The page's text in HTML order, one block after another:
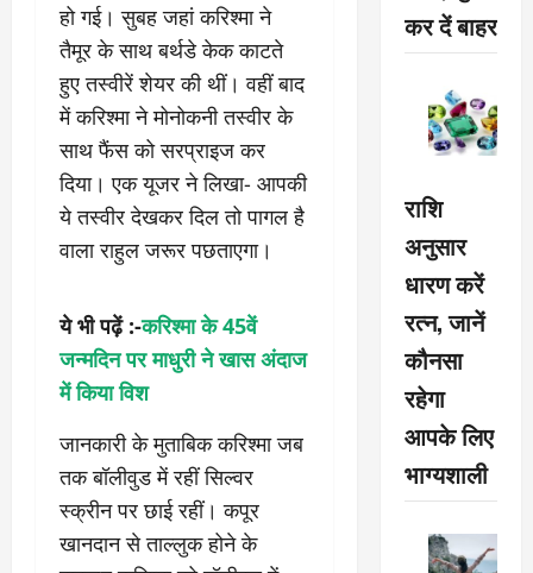
हो गई। सुबह जहां करिश्मा ने
तैमूर के साथ बर्थडे केक काटते
हुए तस्वीरें शेयर की थीं। वहीं बाद
में करिश्मा ने मोनोकनी तस्वीर के
साथ फैंस को सरप्राइज कर
दिया। एक यूजर ने लिखा- आपकी
ये तस्वीर देखकर दिल तो पागल है
वाला राहुल जरूर पछताएगा।
ये भी पढ़ें :-करिश्मा के 45वें
जन्मदिन पर माधुरी ने खास अंदाज
में किया विश
जानकारी के मुताबिक करिश्मा जब
तक बॉलीवुड में रहीं सिल्वर
स्क्रीन पर छाई रहीं। कपूर
खानदान से ताल्लुक होने के
कर दें बाहर
राशि
अनुसार
धारण करें
रत्न, जानें
कौनसा
रहेगा
आपके लिए
भाग्यशाली